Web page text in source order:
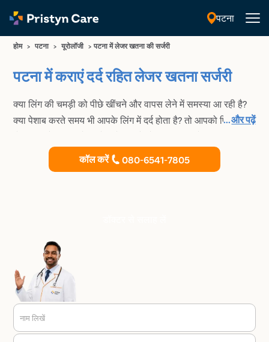
पटना
होम > पटना > यूरोलॉजी > पटना में लेजर खतना की सर्जरी
पटना में कराएं दर्द रहित लेजर खतना सर्जरी
क्या लिंग की चमड़ी को पीछे खींचने और वापस लेने में समस्या आ रही है?
क्या पेशाब करते समय भी आपके लिंग में दर्द होता है? तो आपको फिमोसिस
विशेषज्ञों(urologist) से परामर्श करें। आप इस समस्या के इलाज के लिए
खतना सर्जरी भी करवा सकते है।
...और पढ़ें
कॉल करें 080-6541-7805
नाम लिखें